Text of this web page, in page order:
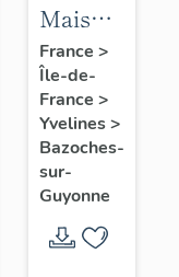
Maison
de
villégiature
dite
maison
Louis
Carré
France >
Île-de-
France >
Yvelines>
Bazoches-
sur-
Guyonne